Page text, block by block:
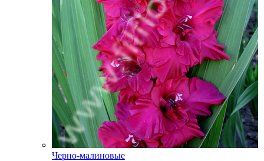
Черно-малиновые